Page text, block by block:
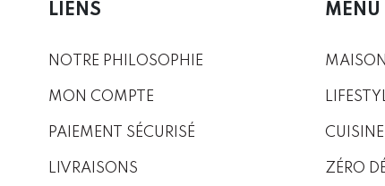
LIENS
NOTRE PHILOSOPHIE
MON COMPTE
PAIEMENT SÉCURISÉ
LIVRAISONS
MENU
MAISON
CUISINE
ZÉRO